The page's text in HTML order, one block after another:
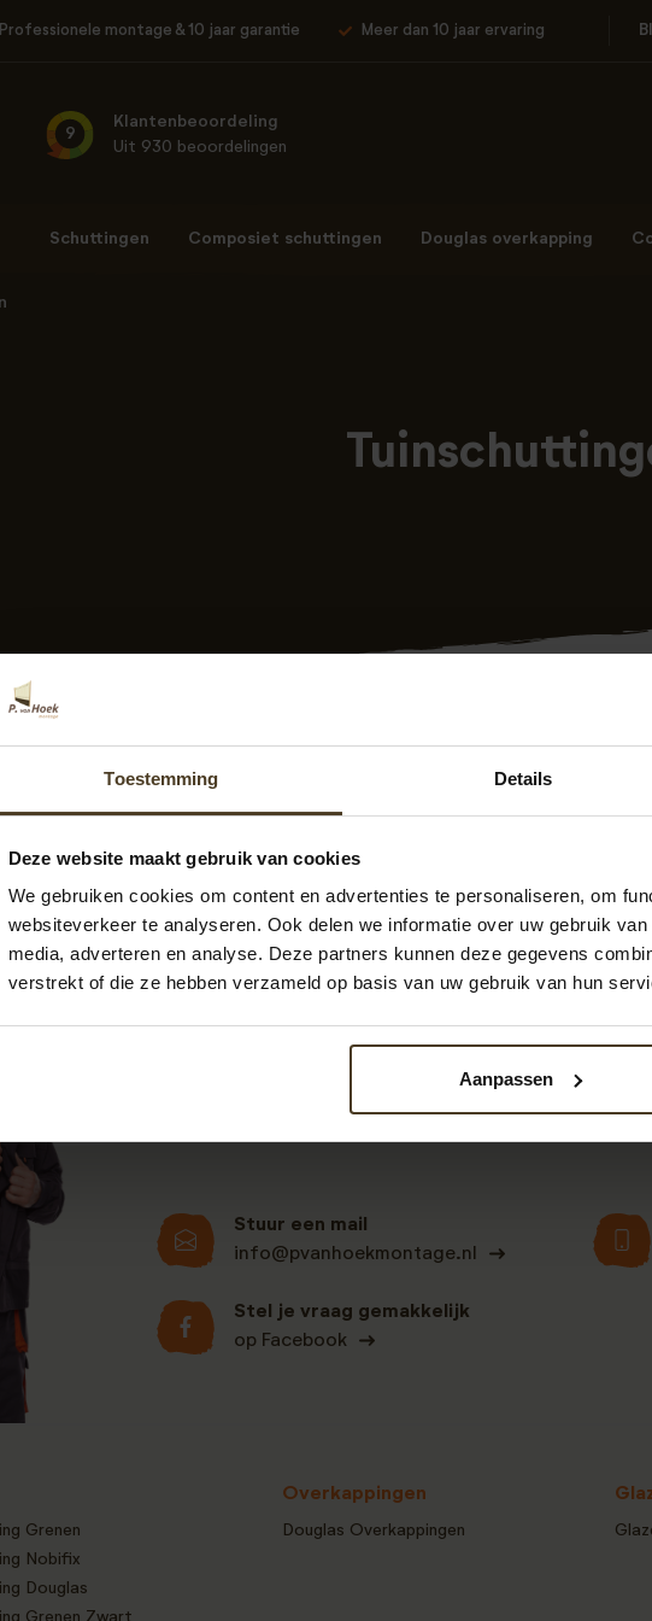
Toestemming Details
Deze website maakt gebruik van cookies
We gebruiken cookies om content en advertenties te personaliseren, om
websiteverkeer te analyseren. Ook delen we informatie over uw gebruik
media, adverteren en analyse. Deze partners kunnen deze gegevens
verstrekt of die ze hebben verzameld op basis van uw gebruik van hun
Aanpassen
Professionele montage & 10 jaar garantie Meer dan 10 jaar ervaring
9
Klantenbeoordeling
Uit 930 beoordelingen
Schuttingen Composiet schuttingen Douglas overkapping
Tuinschuttingen gezocht? Deskundige en snelle plaatsing van
goed! Bovendien hebben we goede prijs/kwaliteit verhouding.
referenties. Meer weten? Neem vrijblijvend met ons contact
5000 of viainfo@pvanhoekmontage.nlOok kunt u direct een
aanvragen. We helpen u graag!
Stuur een mail
info@pvanhoekmontage.nl
Stel je vraag gemakkelijk
op Facebook
Grenen
Nobifix
Douglas
Grenen Zwart
Overkappingen
Douglas Overkappingen